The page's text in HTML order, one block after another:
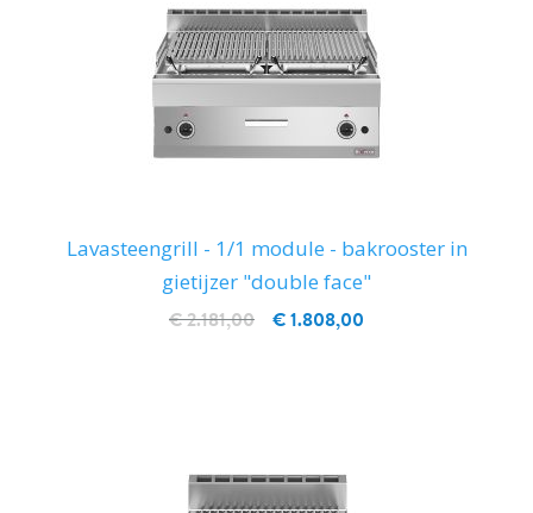
Lavasteengrill - 1/1 module - bakrooster in
gietijzer "double face"
€ 1.808,00
€ 2.181,00